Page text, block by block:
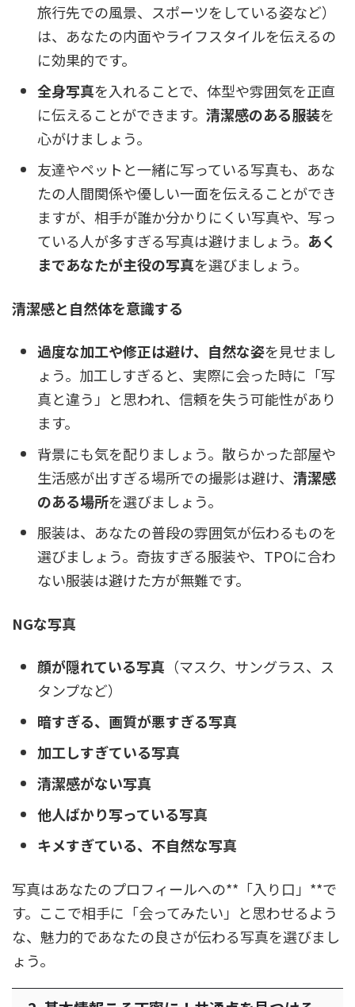
旅行先での風景、スポーツをしている姿など）
は、あなたの内面やライフスタイルを伝えるの
に効果的です。
全身写真を入れることで、体型や雰囲気を正直
に伝えることができます。 清潔感のある服装を
心がけましょう。
友達やペットと一緒に写っている写真も、あな
たの人間関係や優しい一面を伝えることができ
ますが、相手が誰か分かりにくい写真や、写っ
ている人が多すぎる写真は避けましょう。 あく
まであなたが主役の写真を選びましょう。
清潔感と自然体を意識する
過度な加工や修正は避け、自然な姿を見せまし
ょう。加工しすぎると、実際に会った時に「写
真と違う」と思われ、信頼を失う可能性があり
ます。
背景にも気を配りましょう。散らかった部屋や
生活感が出すぎる場所での撮影は避け、 清潔感
のある場所を選びましょう。
服装は、あなたの普段の雰囲気が伝わるものを
選びましょう。奇抜すぎる服装や、TPOに合わ
ない服装は避けた方が無難です。
NGな写真
顔が隠れている写真 （マスク、サングラス、ス
タンプなど）
暗すぎる、画質が悪すぎる写真
加工しすぎている写真
清潔感がない写真
他人ばかり写っている写真
キメすぎている、不自然な写真
写真はあなたのプロフィールへの**「入り口」**で
す。ここで相手に「会ってみたい」と思わせるよう
な、魅力的であなたの良さが伝わる写真を選びまし
ょう。